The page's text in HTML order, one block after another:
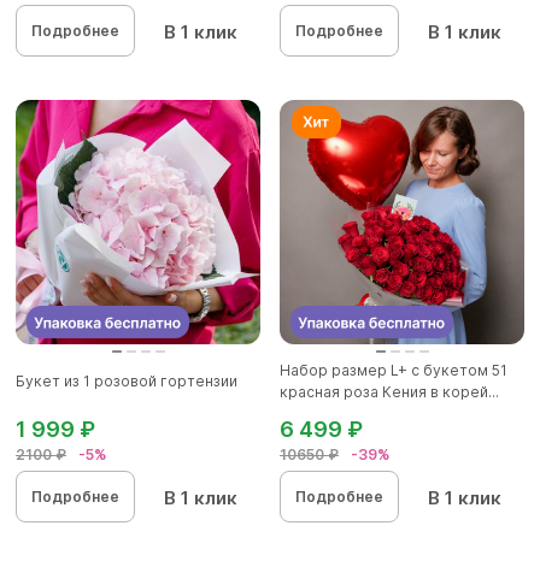
Подробнее В 1 клик Подробнее В 1 клик
Букет из 1 розовой гортензии
2100 ₽ -5%
1 999 ₽
Подробнее В 1 клик
Набор размер L+ с букетом 51
красная роза Кения в корей...
10650 ₽ -39%
6 499 ₽
Подробнее В 1 клик